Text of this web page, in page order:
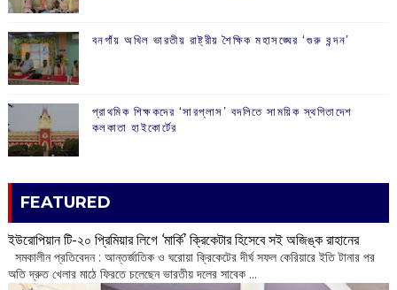
বনগাঁয় অখিল ভারতীয় রাষ্ট্রীয় শৈক্ষিক মহাসঙ্ঘের ‘গুরু বন্দন’
প্রাথমিক শিক্ষকদের ‘সারপ্লাস’ বদলিতে সাময়িক স্থগিতাদেশ
কলকাতা হাইকোর্টের
FEATURED
ইউরোপিয়ান টি-২০ প্রিমিয়ার লিগে ‘মার্কি’ ক্রিকেটার হিসেবে সই অজিঙ্ক রাহানের
সমকালীন প্রতিবেদন : আন্তর্জাতিক ও ঘরোয়া ক্রিকেটের দীর্ঘ সফল কেরিয়ারে ইতি টানার পর
অতি দ্রুত খেলার মাঠে ফিরতে চলেছেন ভারতীয় দলের সাবেক ...